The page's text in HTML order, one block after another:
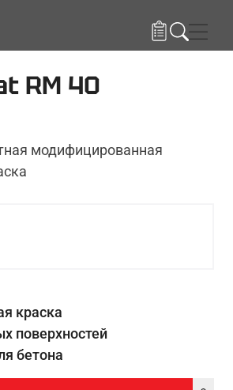
RM 40
модифицированная
краска
поверхностей
бетона